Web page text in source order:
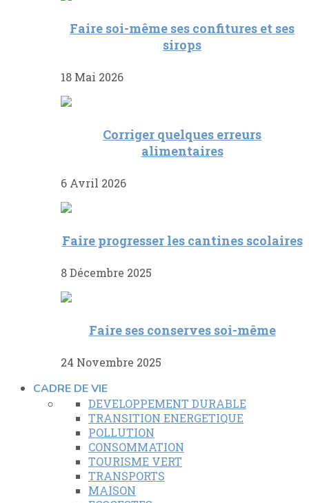
Faire soi-même ses confitures et ses
sirops
18 Mai 2026
Corriger quelques erreurs
alimentaires
6 Avril 2026
Faire progresser les cantines scolaires
8 Décembre 2025
Faire ses conserves soi-même
24 Novembre 2025
CADRE DE VIE
DEVELOPPEMENT DURABLE
TRANSITION ENERGETIQUE
POLLUTION
CONSOMMATION
TOURISME VERT
TRANSPORTS
MAISON